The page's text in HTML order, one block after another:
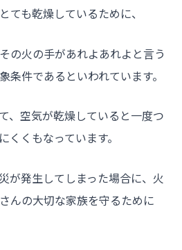
ても乾燥しているために、
の火の手があれよあれよと言う
条件であるといわれています。
、空気が乾燥していると一度つ
くくもなっています。
が発生してしまった場合に、火
んの大切な家族を守るために